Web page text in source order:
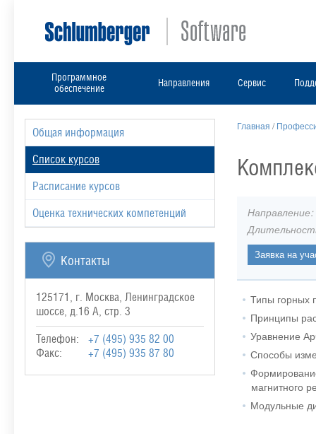
Программное
обеспечение
Направления Сервис
Общая информация
Список курсов
Расписание курсов
Оценка технических компетенций
Контакты
125171, г. Москва, Ленинградское
шоссе, д.16 А, стр. 3
Телефон:
+7 (495) 935 82 00
Факс:
+7 (495) 935 87 80
Главная /
Направление:
Типы горных
Принципы
Уравнение
Способы
магнитного
Модульные